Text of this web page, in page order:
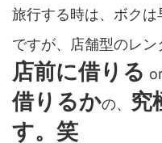
旅行する時は、ボク
ですが、店舗型のレン
店前に借り る
借りるかの、 究
す。笑